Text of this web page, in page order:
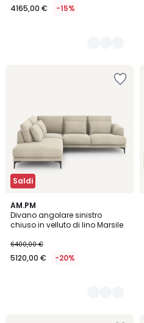
4165,00 € -15%
Saldi
AM.PM
Divano angolare sinistro
chiuso in velluto di lino Marsile
6400,00 €
5120,00 € -20%
5
Colori